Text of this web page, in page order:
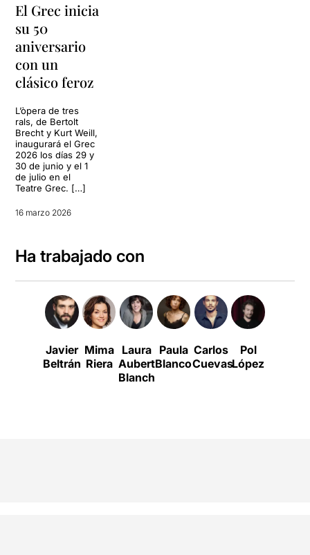
El Grec inicia
su 50
aniversario
con un
clásico feroz
L’òpera de tres
rals, de Bertolt
Brecht y Kurt Weill,
inaugurará el Grec
2026 los días 29 y
30 de junio y el 1
de julio en el
Teatre Grec. […]
16 marzo 2026
Ha trabajado con
Javier
Beltrán
Mima
Riera
Laura
Aubert
Blanch
Paula
Blanco
Carlos
Cuevas
Pol
López